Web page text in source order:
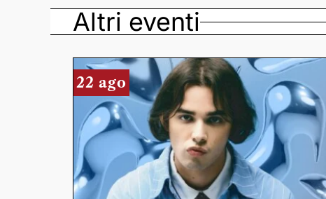
Altri eventi
22 ago